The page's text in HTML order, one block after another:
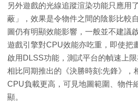
另外遊戲的光線追蹤渲染功能只應用
蔽」，效果是令物件之間的陰影比較
圖仍有明顯效能影響，一般並不建議
遊戲引擎對CPU效能亦吃重，即使把
啟用DLSS功能，測試平台的幀速上限
相比同期推出的《決勝時刻:先鋒》，
CPU負載更高，可見地圖範圍、物件
顯。